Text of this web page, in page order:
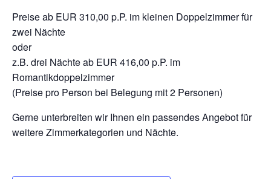
Preise ab EUR 310,00 p.P. im kleinen Doppelzimmer für
zwei Nächte
oder
z.B. drei Nächte ab EUR 416,00 p.P. im
Romantikdoppelzimmer
(Preise pro Person bei Belegung mit 2 Personen)
Gerne unterbreiten wir Ihnen ein passendes Angebot für
weitere Zimmerkategorien und Nächte.